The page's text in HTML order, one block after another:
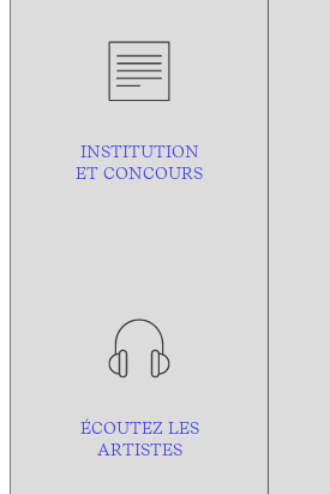
INSTITUTION
ET CONCOURS
ÉCOUTEZ LES
ARTISTES